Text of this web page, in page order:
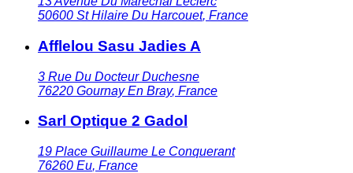
50600 St Hilaire Du Harcouet, France
Afflelou Sasu Jadies A
3 Rue Du Docteur Duchesne
76220 Gournay En Bray, France
Sarl Optique 2 Gadol
19 Place Guillaume Le Conquerant
76260 Eu, France